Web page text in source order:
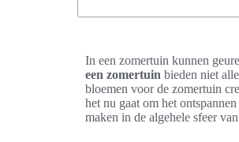
In een zomertuin kunnen
een zomertuin bieden niet
bloemen voor de zomertuin
het nu gaat om het
maken in de algehele sfeer